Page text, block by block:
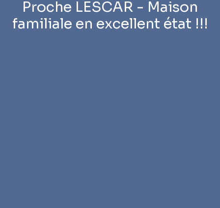
Proche LESCAR - Maison
familiale en excellent état !!!